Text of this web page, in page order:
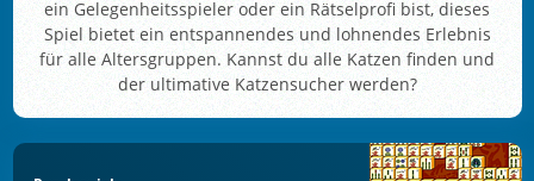
ein Gelegenheitsspieler oder ein Rätselprofi bist, dieses
Spiel bietet ein entspannendes und lohnendes Erlebnis
für alle Altersgruppen. Kannst du alle Katzen finden und
der ultimative Katzensucher werden?